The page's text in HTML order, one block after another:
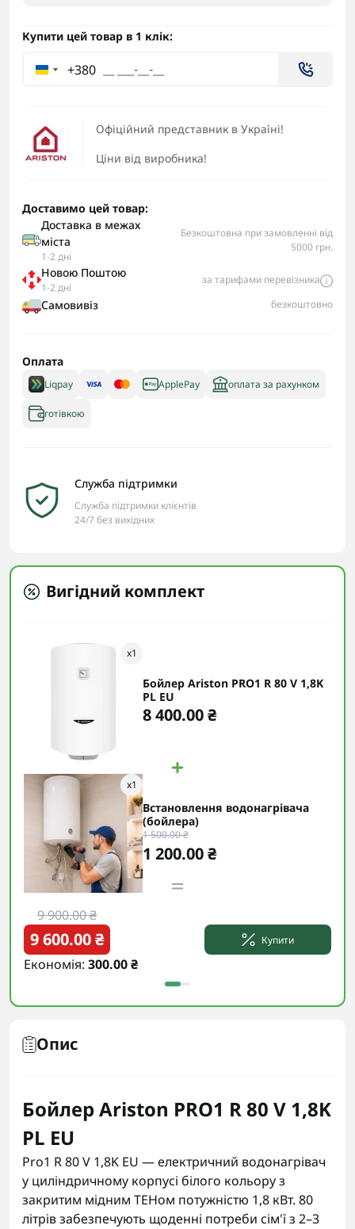
Офіційний представник в Україні!
Ціни від виробника!
Купити цей товар в 1 клік:
+380
Доставимо цей товар:
Доставка в межах
міста
1-2 дні
Безкоштовна при замовленні від
5000 грн.
Новою Поштою
1-2 дні
за тарифами перевізника
Самовивіз безкоштовно
Оплата
Liqpay ApplePay оплата за рахунком
готівкою
Служба підтримки
Служба підтримки клієнтів
24/7 без вихідних
Вигідний комплект
x1
Бойлер Ariston PRO1 R 80 V 1,8K
PL EU
8 400.00 ₴
x1
Встановлення водонагрівача
(бойлера)
1 500.00 ₴
1 200.00 ₴
9 900.00 ₴
9 600.00 ₴
Економія: 300.00 ₴
Купити
Опис
Бойлер Ariston PRO1 R 80 V 1,8K
PL EU
Pro1 R 80 V 1,8K EU — електричний водонагрівач
у циліндричному корпусі білого кольору з
закритим мідним ТЕНом потужністю 1,8 кВт. 80
літрів забезпечують щоденні потреби сім'ї з 2–3